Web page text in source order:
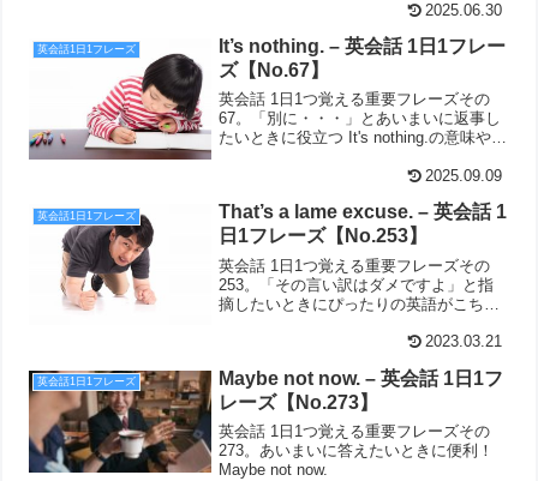
2025.06.30
英会話1日1フレーズ
It’s nothing. – 英会話 1日1フレー
ズ【No.67】
英会話 1日1つ覚える重要フレーズその
67。「別に・・・」とあいまいに返事し
たいときに役立つ It's nothing.の意味や使
2025.09.09
英会話1日1フレーズ
That’s a lame excuse. – 英会話 1
日1フレーズ【No.253】
英会話 1日1つ覚える重要フレーズその
253。「その言い訳はダメですよ」と指
摘したいときにぴったりの英語がこち
2023.03.21
英会話1日1フレーズ
Maybe not now. – 英会話 1日1フ
レーズ【No.273】
英会話 1日1つ覚える重要フレーズその
273。あいまいに答えたいときに便利！
Maybe not now.